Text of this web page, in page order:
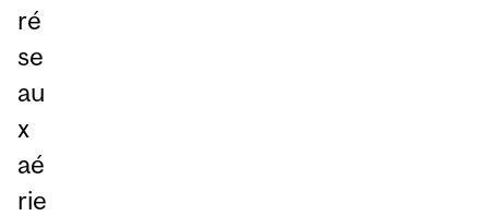
ré
se
au
x
aé
rie